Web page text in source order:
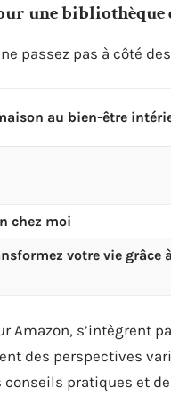
une bibliothèque
passez pas à côté
au bien-être
chez moi
votre vie grâce
Amazon, s’intègrent
des perspectives
pratiques et